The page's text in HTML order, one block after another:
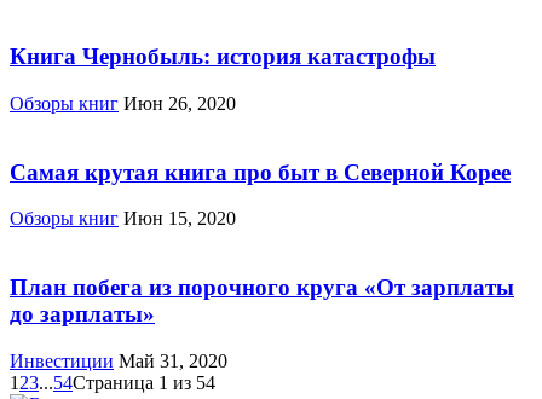
Книга Чернобыль: история катастрофы
Обзоры книг Июн 26, 2020
Самая крутая книга про быт в Северной Корее
Обзоры книг Июн 15, 2020
План побега из порочного круга «От зарплаты
до зарплаты»
Инвестиции Май 31, 2020
1 23...54Страница 1 из 54